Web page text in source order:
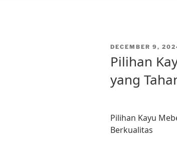
POSTED
DECEMBER 9,
Pilihan
yang
Pilihan Kayu
Berkualitas